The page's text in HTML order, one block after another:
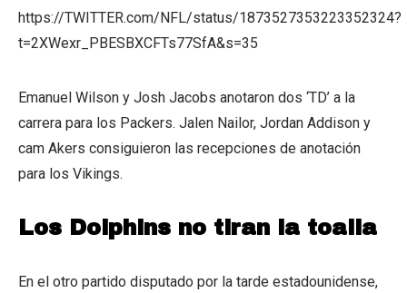
https://TWITTER.com/NFL/status/1873527353223352324?
t=2XWexr_PBESBXCFTs77SfA&s=35
Emanuel Wilson y Josh Jacobs anotaron dos ‘TD’ a la
carrera para los Packers. Jalen Nailor, Jordan Addison y
cam Akers consiguieron las recepciones de anotación
para los Vikings.
Los Dolphins no tiran la toalla
En el otro partido disputado por la tarde estadounidense,